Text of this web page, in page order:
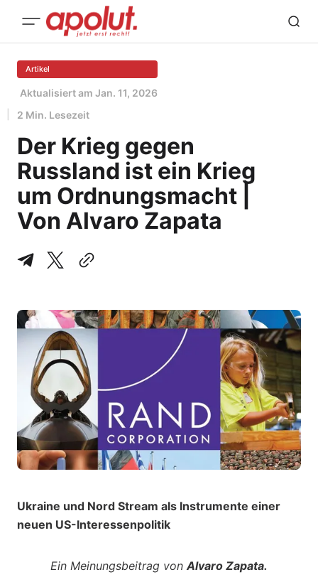
Artikel
Aktualisiert am Jan. 11, 2026
2 Min. Lesezeit
Der Krieg gegen
Russland ist ein Krieg
um Ordnungsmacht |
Von Alvaro Zapata
Ukraine und Nord Stream als Instrumente einer
neuen US-Interessenpolitik
Ein Meinungsbeitrag von Alvaro Zapata.